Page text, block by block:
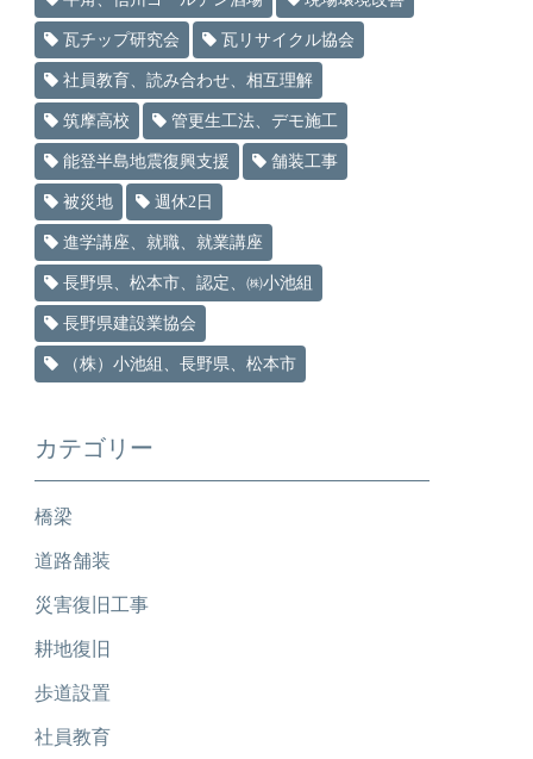
瓦チップ研究会 瓦リサイクル協会
社員教育、読み合わせ、相互理解
筑摩高校 管更生工法、デモ施工
能登半島地震復興支援 舗装工事
被災地 週休2日
進学講座、就職、就業講座
長野県、松本市、認定、㈱小池組
長野県建設業協会
（株）小池組、長野県、松本市
カテゴリー
橋梁
道路舗装
災害復旧工事
耕地復旧
歩道設置
社員教育